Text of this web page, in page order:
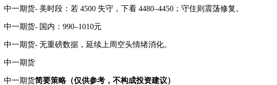
中一期货- 美时段：若 4500 失守，下看 4480–4450；守住则震荡修复。
中一期货- 国内：990–1010元
中一期货- 无重磅数据，延续上周空头情绪消化。
中一期货
中一期货简要策略（仅供参考，不构成投资建议）